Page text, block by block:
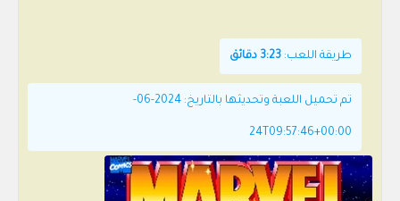
طريقة اللعب: 3:23 دقائق
تم تحميل اللعبة وتحديثها بالتاريخ: 2024-06-
24T09:57:46+00:00